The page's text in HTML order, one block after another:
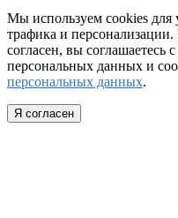
Мы используем cookies для
трафика и
согласен, вы соглашаетесь
персональных данных и
персональных данных.
Я согласен